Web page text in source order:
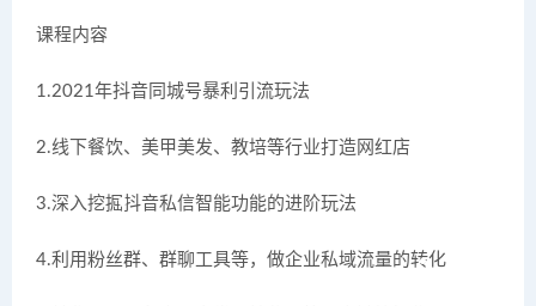
课程内容
1.2021年抖音同城号暴利引流玩法
2.线下餐饮、美甲美发、教培等行业打造网红店
3.深入挖掘抖音私信智能功能的进阶玩法
4.利用粉丝群、群聊工具等，做企业私域流量的转化